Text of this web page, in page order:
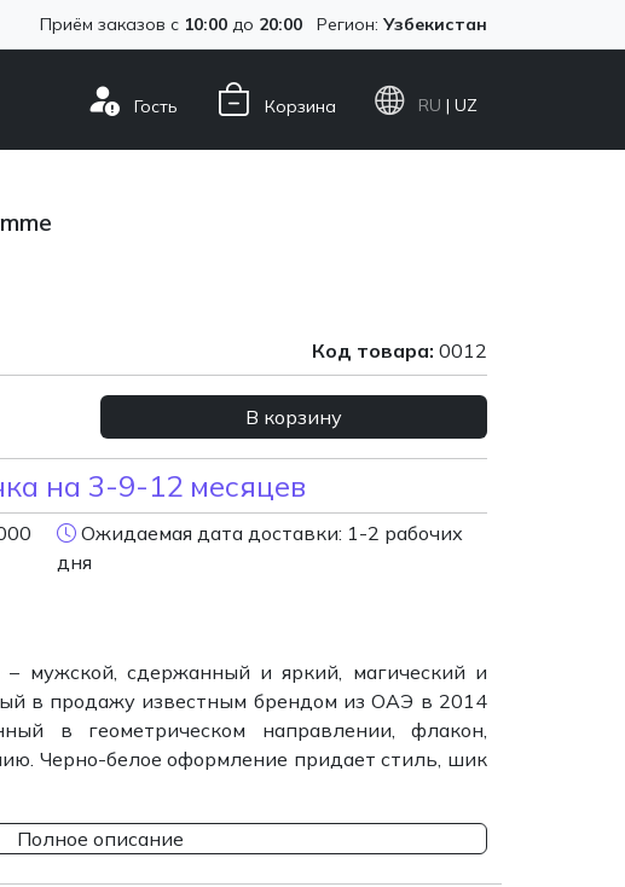
Приём заказов с 10:00 до 20:00 Регион: Узбекистан
Гость Корзина RU | UZ
Код товара: 0012
В корзину
на 3-9-12 месяцев
Ожидаемая дата доставки: 1-2 рабочих
дня
– мужской, сдержанный и яркий, магический и
в продажу известным брендом из ОАЭ в 2014
в геометрическом направлении, флакон,
Черно-белое оформление придает стиль, шик
Полное описание